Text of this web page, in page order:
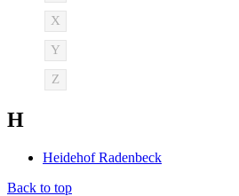
X
Y
Z
H
Heidehof Radenbeck
Back to top